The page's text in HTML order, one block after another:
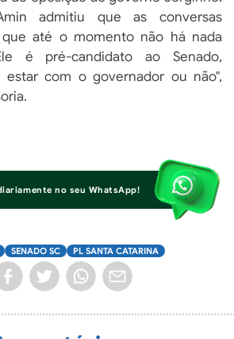
admitiu que as conversas
até o momento não há nada
é pré-candidato ao Senado,
com o governador ou não",
no seu WhatsApp!
SENADO SC PL SANTA CATARINA